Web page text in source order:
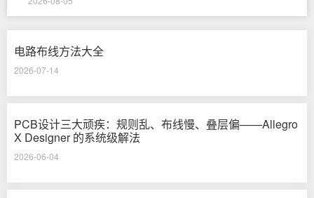
电路布线方法大全
2026-07-14
PCB设计三大顽疾：规则乱、布线慢、叠层偏——Allegro
X Designer 的系统级解法
2026-06-04